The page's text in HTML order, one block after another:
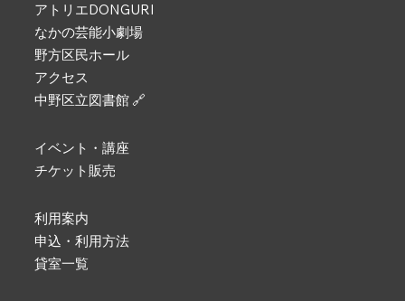
アトリエDONGURI
なかの芸能小劇場
野方区民ホール
アクセス
中野区立図書館 🔗
イベント・講座
チケット販売
利用案内
申込・利用方法
貸室一覧